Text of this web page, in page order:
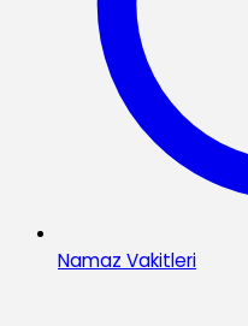
Namaz Vakitleri